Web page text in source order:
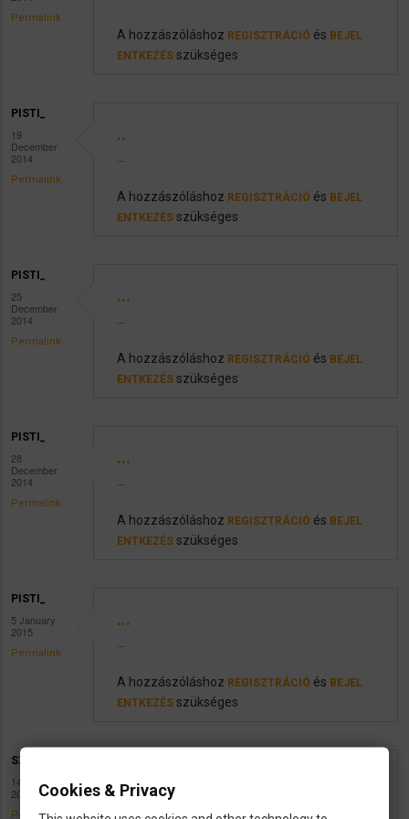
Permalink
A hozzászóláshoz REGISZTRÁCIÓ és BEJEL
ENTKEZÉS szükséges
PISTI_
19
December
2014
Permalink
..
...
A hozzászóláshoz REGISZTRÁCIÓ és BEJEL
ENTKEZÉS szükséges
PISTI_
25
December
2014
Permalink
...
...
A hozzászóláshoz REGISZTRÁCIÓ és BEJEL
ENTKEZÉS szükséges
PISTI_
28
December
2014
Permalink
...
...
A hozzászóláshoz REGISZTRÁCIÓ és BEJEL
ENTKEZÉS szükséges
PISTI_
5 January
2015
Permalink
...
...
A hozzászóláshoz REGISZTRÁCIÓ és BEJEL
ENTKEZÉS szükséges
SZILI1234
14 January
2015
Permalink
utazás
Cookies & Privacy